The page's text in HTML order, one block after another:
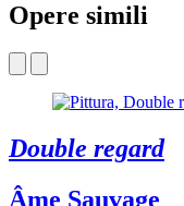
Opere simili
Double regard
Âme Sauvage